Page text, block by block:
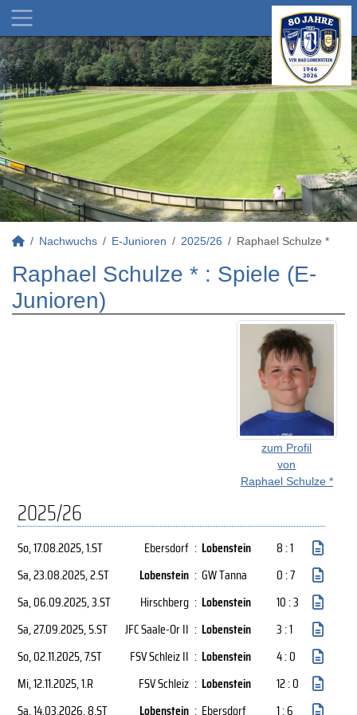
Nachwuchs E-Junioren 2025/26 Raphael Schulze *
Raphael Schulze * : Spiele (E-
Junioren)
zum Profil
von
Raphael Schulze *
2025/26
So, 17.08.2025, 1.ST Ebersdorf : Lobenstein
8 : 1
Sa, 23.08.2025, 2.ST Lobenstein : GW Tanna
0 : 7
Sa, 06.09.2025, 3.ST Hirschberg : Lobenstein
10 : 3
Sa, 27.09.2025, 5.ST JFC Saale-Or II : Lobenstein
3 : 1
So, 02.11.2025, 7.ST FSV Schleiz II : Lobenstein
4 : 0
Mi, 12.11.2025, 1.R FSV Schleiz : Lobenstein
12 : 0
Sa, 14.03.2026, 8.ST Lobenstein : Ebersdorf 1 : 6